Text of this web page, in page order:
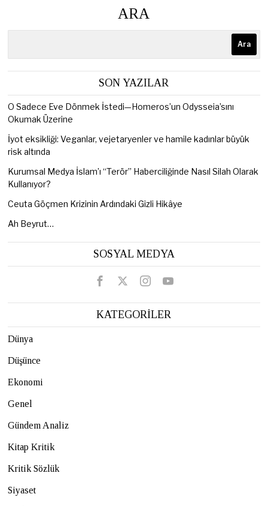
ARA
Ara
SON YAZILAR
O Sadece Eve Dönmek İstedi—Homeros’un Odysseia’sını
Okumak Üzerine
İyot eksikliği: Veganlar, vejetaryenler ve hamile kadınlar büyük
risk altında
Kurumsal Medya İslam’ı “Terör” Haberciliğinde Nasıl Silah Olarak
Kullanıyor?
Ceuta Göçmen Krizinin Ardındaki Gizli Hikâye
Ah Beyrut…
SOSYAL MEDYA
KATEGORİLER
Dünya
Düşünce
Ekonomi
Genel
Gündem Analiz
Kitap Kritik
Kritik Sözlük
Siyaset